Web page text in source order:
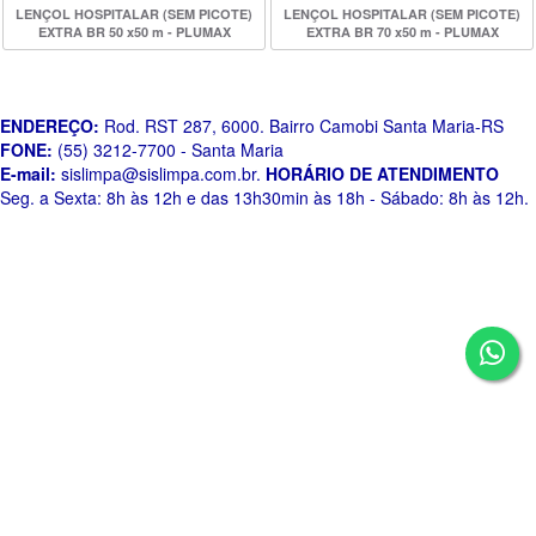
LENÇOL HOSPITALAR (SEM PICOTE)
EXTRA BR 50 x50 m - PLUMAX
LENÇOL HOSPITALAR (SEM PICOTE)
EXTRA BR 70 x50 m - PLUMAX
ENDEREÇO: Rod. RST 287, 6000. Bairro Camobi Santa Maria-RS
FONE: (55) 3212-7700 - Santa Maria
E-mail: sislimpa@sislimpa.com.br. HORÁRIO DE ATENDIMENTO
Seg. a Sexta: 8h às 12h e das 13h30min às 18h - Sábado: 8h às 12h.